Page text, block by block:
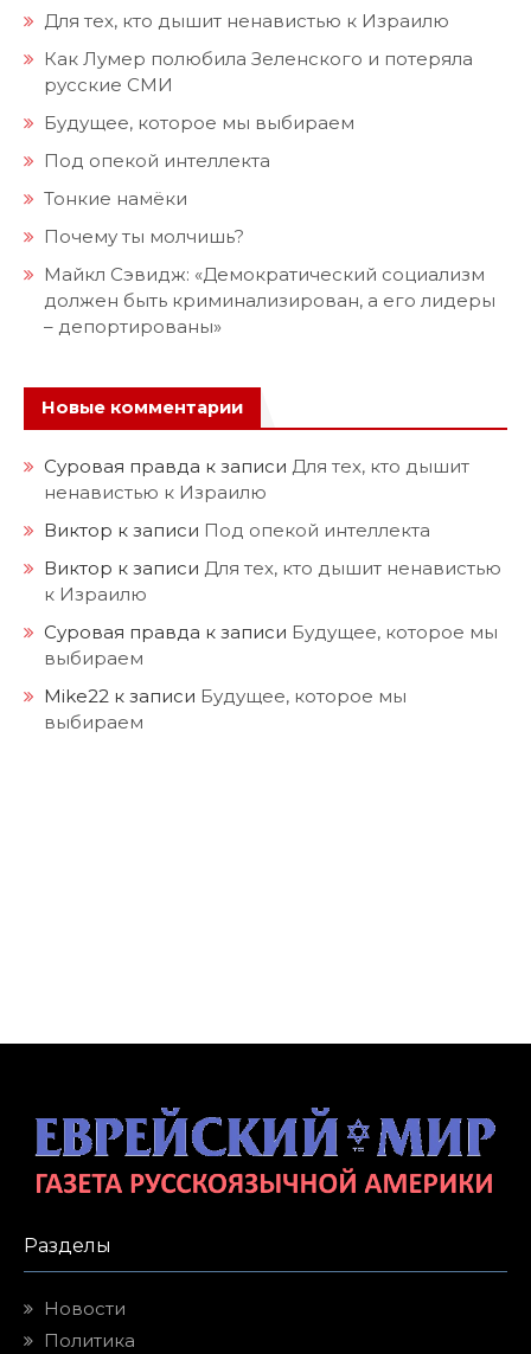
Для тех, кто дышит ненавистью к Израилю
Как Лумер полюбила Зеленского и потеряла
русские СМИ
Будущее, которое мы выбираем
Под опекой интеллекта
Тонкие намёки
Почему ты молчишь?
Майкл Сэвидж: «Демократический социализм
должен быть криминализирован, а его лидеры
– депортированы»
Новые комментарии
Суровая правда к записи Для тех, кто дышит
ненавистью к Израилю
Виктор к записи Под опекой интеллекта
Виктор к записи Для тех, кто дышит ненавистью
к Израилю
Суровая правда к записи Будущее, которое мы
выбираем
Mike22 к записи Будущее, которое мы
выбираем
Разделы
Новости
Политика